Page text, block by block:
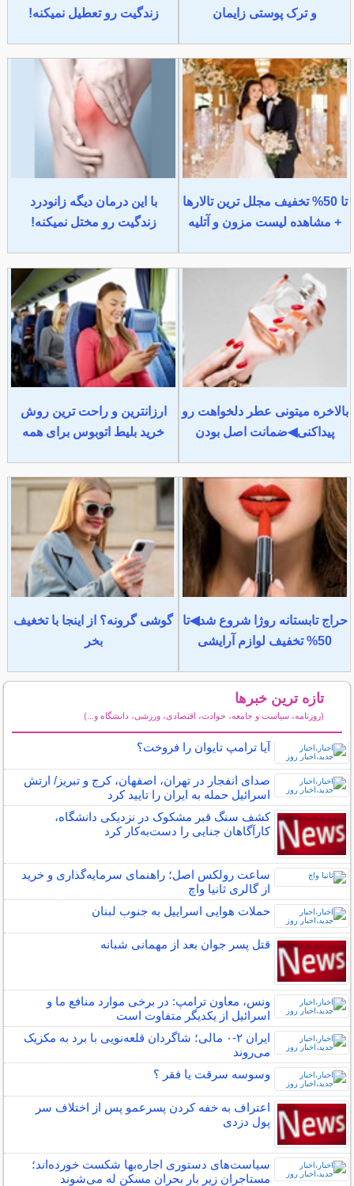
و ترک پوستی زایمان
زندگیت رو تعطیل نمیکنه!
تا 50% تخفیف مجلل ترین تالارها
+ مشاهده لیست مزون و آتلیه
با این درمان دیگه زانودرد
زندگیت رو مختل نمیکنه!
بالاخره میتونی عطر دلخواهت رو
پیداکنی◀ضمانت اصل بودن
ارزانترین و راحت ترین روش
خرید بلیط اتوبوس برای همه
حراج تابستانه روژا شروع شد◀تا
50% تخفیف لوازم آرایشی
گوشی گرونه؟ از اینجا با تخغیف
بخر
تازه ترین خبرها
(روزنامه، سیاست و جامعه، حوادث، اقتصادی، ورزشی، دانشگاه و...)
آیا ترامپ تایوان را فروخت؟
صدای انفجار در تهران، اصفهان، کرج و تبریز/ ارتش
اسرائیل حمله به ایران را تایید کرد
کشف سنگ قبر مشکوک در نزدیکی دانشگاه،
کارآگاهان جنایی را دست‌به‌کار کرد
ساعت رولکس اصل؛ راهنمای سرمایه‌گذاری و خرید
از گالری ثانیا واچ
حملات هوایی اسراییل به جنوب لبنان
قتل پسر جوان بعد از مهمانی شبانه
ونس، معاون ترامپ: در برخی موارد منافع ما و
اسرائیل از یکدیگر متفاوت است
ایران ۲-۰ مالی؛ شاگردان قلعه‌نویی با برد به مکزیک
می‌روند
وسوسه سرقت یا فقر ؟
اعتراف به خفه کردن پسرعمو پس از اختلاف سر
پول دزدی
سیاست‌های دستوری اجاره‌بها شکست خورده‌اند؛
مستاجران زیر بار بحران مسکن له می‌شوند